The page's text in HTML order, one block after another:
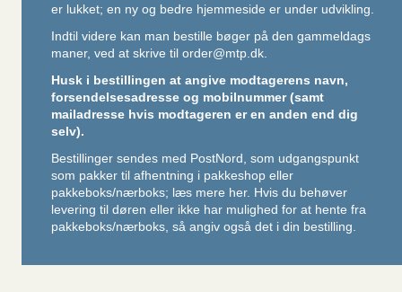
er lukket; en ny og bedre hjemmeside er under udvikling.
Indtil videre kan man bestille bøger på den gammeldags
maner, ved at skrive til order@mtp.dk.
Husk i bestillingen at angive modtagerens navn,
forsendelsesadresse og mobilnummer (samt
mailadresse hvis modtageren er en anden end dig
selv).
Bestillinger sendes med PostNord, som udgangspunkt
som pakker til afhentning i pakkeshop eller
pakkeboks/nærboks; læs mere her. Hvis du behøver
levering til døren eller ikke har mulighed for at hente fra
pakkeboks/nærboks, så angiv også det i din bestilling.